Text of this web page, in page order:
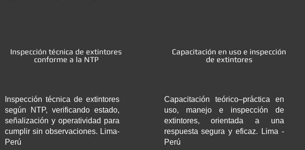
Inspección técnica de extintores
conforme a la NTP
Inspección técnica de extintores
según NTP, verificando estado,
señalización y operatividad para
cumplir sin observaciones. Lima-
Perú
Capacitación en uso e inspección
de extintores
Capacitación teórico–práctica en
uso, manejo e inspección de
extintores, orientada a una
respuesta segura y eficaz. Lima -
Perú